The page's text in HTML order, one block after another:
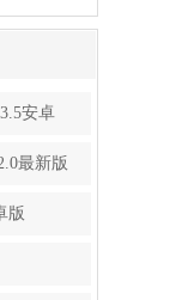
安卓
最新版
版